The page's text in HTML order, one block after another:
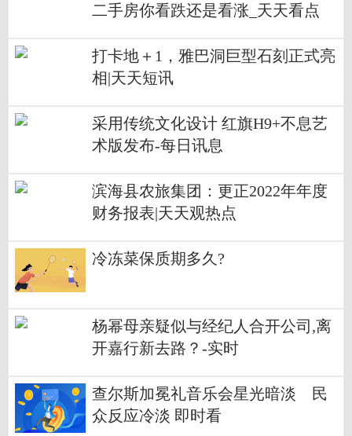
二手房你看跌还是看涨_天天看点
打卡地＋1，雅巴洞巨型石刻正式亮
相|天天短讯
采用传统文化设计 红旗H9+不息艺
术版发布-每日讯息
滨海县农旅集团：更正2022年年度
财务报表|天天观热点
冷冻菜保质期多久?
杨幂母亲疑似与经纪人合开公司,离
开嘉行新去路？-实时
查尔斯加冕礼音乐会星光暗淡 民
众反应冷淡 即时看